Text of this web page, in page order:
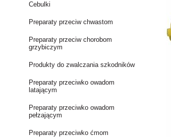
Cebulki
Preparaty przeciw chwastom
Preparaty przeciw chorobom
grzybiczym
Produkty do zwalczania szkodników
Preparaty przeciwko owadom
latającym
Preparaty przeciwko owadom
pełzającym
Preparaty przeciwko ćmom